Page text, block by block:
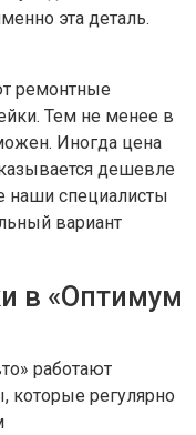
эта деталь.
ремонтные
Тем не менее в
Иногда цена
дешевле
наши специалисты
вариант
в «Оптимум
работают
которые регулярно